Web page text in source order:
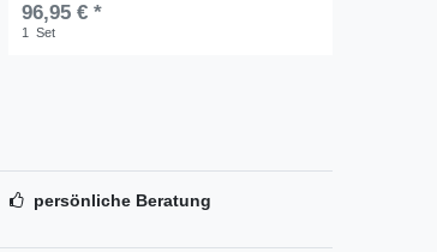
96,95 € *
1 Set
persönliche Beratung